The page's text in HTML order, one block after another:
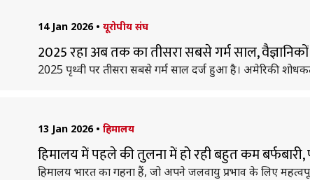
14 Jan 2026 • यूरोपीय संघ
2025 रहा अब तक का तीसरा सबसे गर्म साल,
2025 पृथ्वी पर तीसरा सबसे गर्म साल दर्ज हुआ है। अमेरिकी
13 Jan 2026 • हिमालय
हिमालय में पहले की तुलना में हो रही बहुत कम
हिमालय भारत का गहना हैं, जो अपने जलवायु प्रभाव के लिए